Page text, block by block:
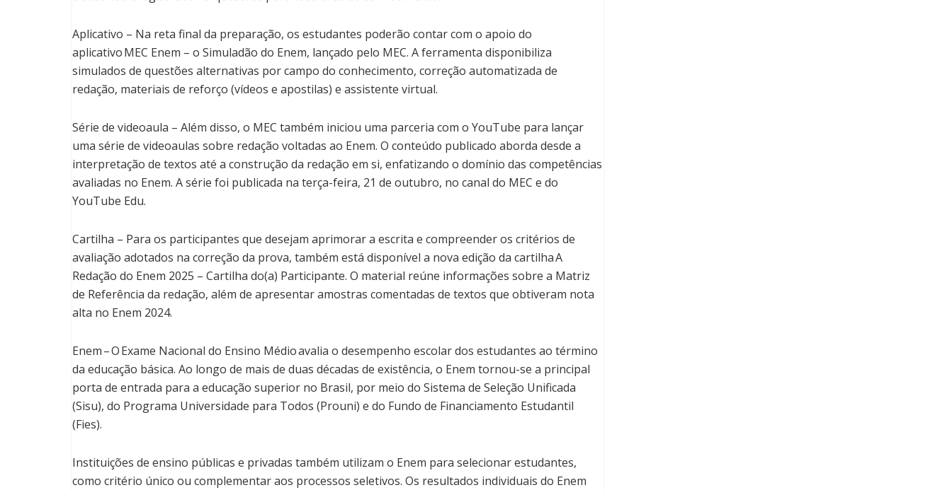
Aplicativo – Na reta final da preparação, os estudantes poderão contar com o apoio do
aplicativo MEC Enem – o Simuladão do Enem, lançado pelo MEC. A ferramenta disponibiliza
simulados de questões alternativas por campo do conhecimento, correção automatizada de
redação, materiais de reforço (vídeos e apostilas) e assistente virtual.
Série de videoaula – Além disso, o MEC também iniciou uma parceria com o YouTube para lançar
uma série de videoaulas sobre redação voltadas ao Enem. O conteúdo publicado aborda desde a
interpretação de textos até a construção da redação em si, enfatizando o domínio das competências
avaliadas no Enem. A série foi publicada na terça-feira, 21 de outubro, no canal do MEC e do
YouTube Edu.
Cartilha – Para os participantes que desejam aprimorar a escrita e compreender os critérios de
avaliação adotados na correção da prova, também está disponível a nova edição da cartilha A
Redação do Enem 2025 – Cartilha do(a) Participante. O material reúne informações sobre a Matriz
de Referência da redação, além de apresentar amostras comentadas de textos que obtiveram nota
alta no Enem 2024.
Enem – O Exame Nacional do Ensino Médio avalia o desempenho escolar dos estudantes ao término
da educação básica. Ao longo de mais de duas décadas de existência, o Enem tornou-se a principal
porta de entrada para a educação superior no Brasil, por meio do Sistema de Seleção Unificada
(Sisu), do Programa Universidade para Todos (Prouni) e do Fundo de Financiamento Estudantil
(Fies).
Instituições de ensino públicas e privadas também utilizam o Enem para selecionar estudantes,
como critério único ou complementar aos processos seletivos. Os resultados individuais do Enem